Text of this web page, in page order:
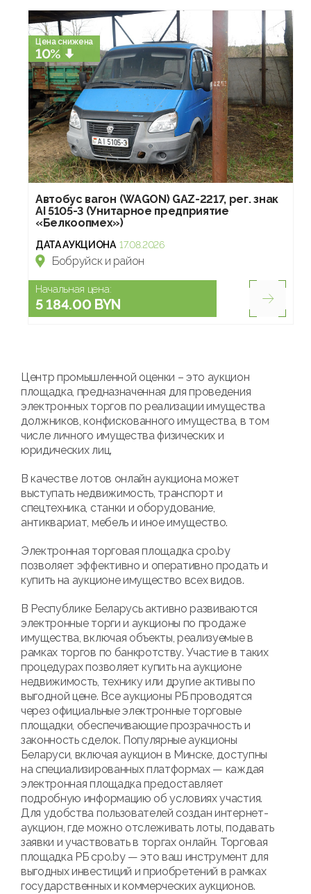
Цена снижена
10%
Автобус вагон (WAGON) GAZ-2217, рег. знак
AI 5105-3 (Унитарное предприятие
«Белкоопмех»)
ДАТА АУКЦИОНА 17.08.2026
Бобруйск и район
Начальная цена:
5 184.00 BYN
Центр промышленной оценки – это аукцион
площадка, предназначенная для проведения
электронных торгов по реализации имущества
должников, конфискованного имущества, в том
числе личного имущества физических и
юридических лиц.
В качестве лотов онлайн аукциона может
выступать недвижимость, транспорт и
спецтехника, станки и оборудование,
антиквариат, мебель и иное имущество.
Электронная торговая площадка cpo.by
позволяет эффективно и оперативно продать и
купить на аукционе имущество всех видов.
В Республике Беларусь активно развиваются
электронные торги и аукционы по продаже
имущества, включая объекты, реализуемые в
рамках торгов по банкротству. Участие в таких
процедурах позволяет купить на аукционе
недвижимость, технику или другие активы по
выгодной цене. Все аукционы РБ проводятся
через официальные электронные торговые
площадки, обеспечивающие прозрачность и
законность сделок. Популярные аукционы
Беларуси, включая аукцион в Минске, доступны
на специализированных платформах — каждая
электронная площадка предоставляет
подробную информацию об условиях участия.
Для удобства пользователей создан интернет-
аукцион, где можно отслеживать лоты, подавать
заявки и участвовать в торгах онлайн. Торговая
площадка РБ cpo.by — это ваш инструмент для
выгодных инвестиций и приобретений в рамках
государственных и коммерческих аукционов.